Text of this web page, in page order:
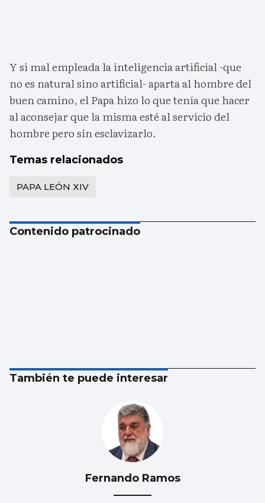
Y si mal empleada la inteligencia artificial -que
no es natural sino artificial- aparta al hombre del
buen camino, el Papa hizo lo que tenía que hacer
al aconsejar que la misma esté al servicio del
hombre pero sin esclavizarlo.
Temas relacionados
PAPA LEÓN XIV
Contenido patrocinado
También te puede interesar
Fernando Ramos